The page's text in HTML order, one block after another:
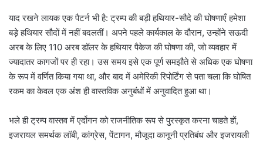
याद रखने लायक एक पैटर्न भी है: ट्रम्प की बड़ी हथियार-सौदे की घोषणाएँ हमेशा
बड़े हथियार सौदों में नहीं बदलतीं। अपने पहले कार्यकाल के दौरान, उन्होंने सऊदी
अरब के लिए 110 अरब डॉलर के हथियार पैकेज की घोषणा की, जो व्यवहार में
ज्यादातर कागजों पर ही रहा। उस समय इसे एक पूर्ण समझौते से अधिक एक घोषणा
के रूप में वर्णित किया गया था, और बाद में अमेरिकी रिपोर्टिंग से पता चला कि घोषित
रकम का केवल एक अंश ही वास्तविक अनुबंधों में अनुवादित हुआ था।
भले ही ट्रम्प वास्तव में एर्दोगन को राजनीतिक रूप से पुरस्कृत करना चाहते हों,
इजरायल समर्थक लॉबी, कांग्रेस, पेंटागन, मौजूदा कानूनी प्रतिबंध और इजरायली